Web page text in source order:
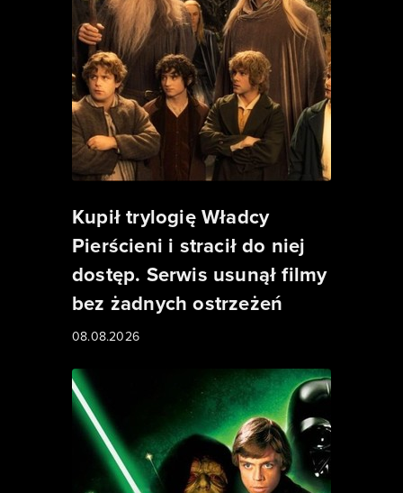
Kupił trylogię Władcy
Pierścieni i stracił do niej
dostęp. Serwis usunął filmy
bez żadnych ostrzeżeń
08.08.2026